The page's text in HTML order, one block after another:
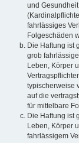
und
fahrlässiges
Folgeschäden
Die Haftung ist
grob
Leben, Körper
typischerweise
auf die
für mittelbare
Die Haftung ist
Leben, Körper
fahrlässigem